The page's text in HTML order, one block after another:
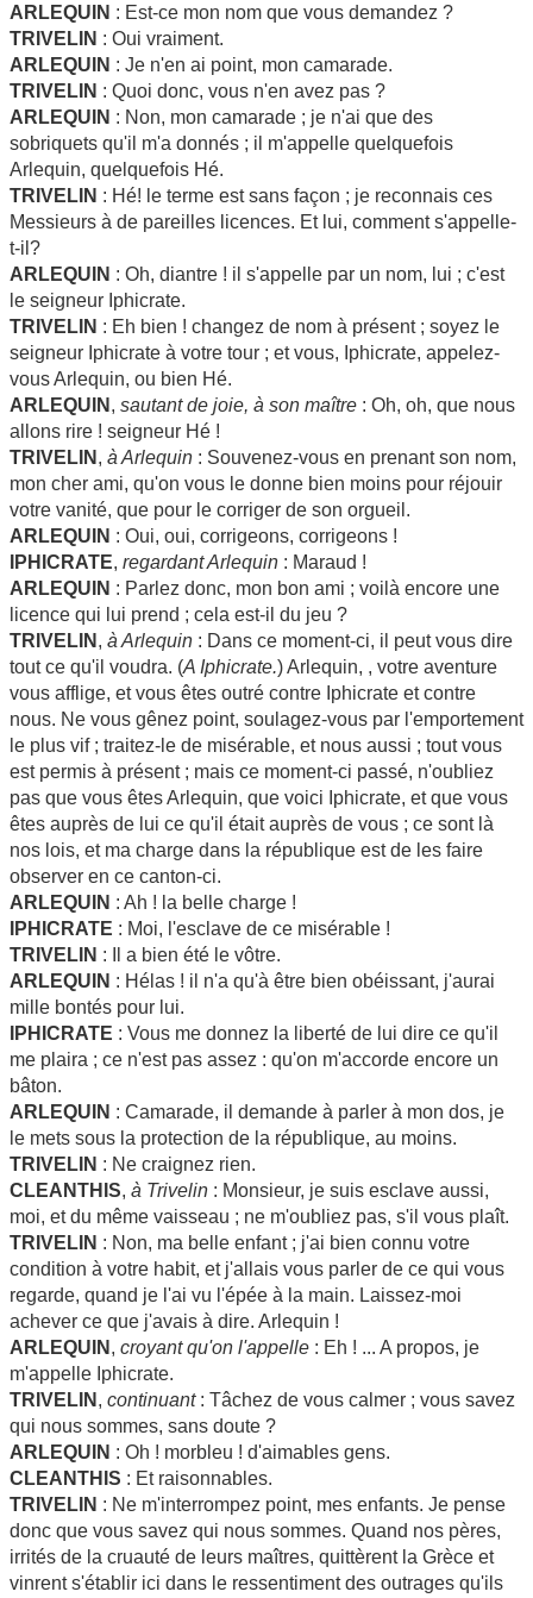
ARLEQUIN : Est-ce mon nom que vous demandez ?
TRIVELIN : Oui vraiment.
ARLEQUIN : Je n'en ai point, mon camarade.
TRIVELIN : Quoi donc, vous n'en avez pas ?
ARLEQUIN : Non, mon camarade ; je n'ai que des
sobriquets qu'il m'a donnés ; il m'appelle quelquefois
Arlequin, quelquefois Hé.
TRIVELIN : Hé! le terme est sans façon ; je reconnais ces
Messieurs à de pareilles licences. Et lui, comment s'appelle-
t-il?
ARLEQUIN : Oh, diantre ! il s'appelle par un nom, lui ; c'est
le seigneur Iphicrate.
TRIVELIN : Eh bien ! changez de nom à présent ; soyez le
seigneur Iphicrate à votre tour ; et vous, Iphicrate, appelez-
vous Arlequin, ou bien Hé.
ARLEQUIN , sautant de joie, à son maître : Oh, oh, que nous
allons rire ! seigneur Hé !
TRIVELIN , à Arlequin : Souvenez-vous en prenant son nom,
mon cher ami, qu'on vous le donne bien moins pour réjouir
votre vanité, que pour le corriger de son orgueil.
ARLEQUIN : Oui, oui, corrigeons, corrigeons !
IPHICRATE, regardant Arlequin : Maraud !
ARLEQUIN : Parlez donc, mon bon ami ; voilà encore une
licence qui lui prend ; cela est-il du jeu ?
TRIVELIN , à Arlequin : Dans ce moment-ci, il peut vous dire
tout ce qu'il voudra. (A Iphicrate.) Arlequin, , votre aventure
vous afflige, et vous êtes outré contre Iphicrate et contre
nous. Ne vous gênez point, soulagez-vous par l'emportement
le plus vif ; traitez-le de misérable, et nous aussi ; tout vous
est permis à présent ; mais ce moment-ci passé, n'oubliez
pas que vous êtes Arlequin, que voici Iphicrate, et que vous
êtes auprès de lui ce qu'il était auprès de vous ; ce sont là
nos lois, et ma charge dans la république est de les faire
observer en ce canton-ci.
ARLEQUIN : Ah ! la belle charge !
IPHICRATE : Moi, l'esclave de ce misérable !
TRIVELIN : Il a bien été le vôtre.
ARLEQUIN : Hélas ! il n'a qu'à être bien obéissant, j'aurai
mille bontés pour lui.
IPHICRATE : Vous me donnez la liberté de lui dire ce qu'il
me plaira ; ce n'est pas assez : qu'on m'accorde encore un
bâton.
ARLEQUIN : Camarade, il demande à parler à mon dos, je
le mets sous la protection de la république, au moins.
TRIVELIN : Ne craignez rien.
CLEANTHIS, à Trivelin : Monsieur, je suis esclave aussi,
moi, et du même vaisseau ; ne m'oubliez pas, s'il vous plaît.
TRIVELIN : Non, ma belle enfant ; j'ai bien connu votre
condition à votre habit, et j'allais vous parler de ce qui vous
regarde, quand je l'ai vu l'épée à la main. Laissez-moi
achever ce que j'avais à dire. Arlequin !
ARLEQUIN , croyant qu'on l'appelle : Eh ! ... A propos, je
m'appelle Iphicrate.
TRIVELIN , continuant: Tâchez de vous calmer ; vous savez
qui nous sommes, sans doute ?
ARLEQUIN : Oh ! morbleu ! d'aimables gens.
CLEANTHIS : Et raisonnables.
TRIVELIN : Ne m'interrompez point, mes enfants. Je pense
donc que vous savez qui nous sommes. Quand nos pères,
irrités de la cruauté de leurs maîtres, quittèrent la Grèce et
vinrent s'établir ici dans le ressentiment des outrages qu'ils